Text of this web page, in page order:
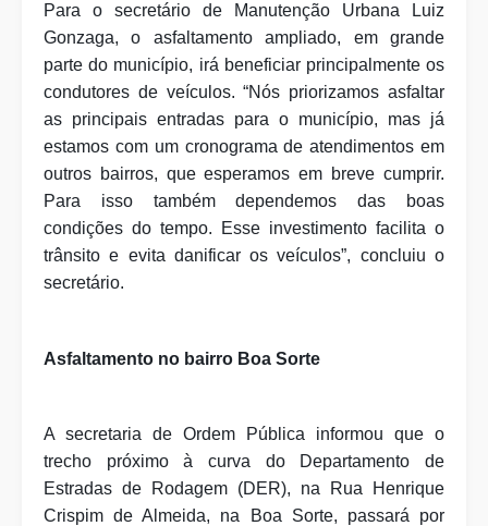
Para o secretário de Manutenção Urbana Luiz
Gonzaga, o asfaltamento ampliado, em grande
parte do município, irá beneficiar principalmente os
condutores de veículos. “Nós priorizamos asfaltar
as principais entradas para o município, mas já
estamos com um cronograma de atendimentos em
outros bairros, que esperamos em breve cumprir.
Para isso também dependemos das boas
condições do tempo. Esse investimento facilita o
trânsito e evita danificar os veículos”, concluiu o
secretário.
Asfaltamento no bairro Boa Sorte
A secretaria de Ordem Pública informou que o
trecho próximo à curva do Departamento de
Estradas de Rodagem (DER), na Rua Henrique
Crispim de Almeida, na Boa Sorte, passará por